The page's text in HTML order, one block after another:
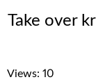
Take over
Views: 10